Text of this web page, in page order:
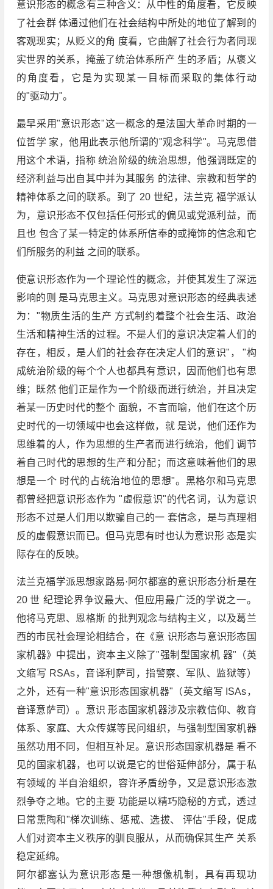
意识形态的概念有三种含义：从中性的角度看，它反映
了社会群 体通过他们在社会结构中所处的地位了解到的
客观现实；从贬义的角 度看，它曲解了社会行为者同现
实世界的关系，掩盖了统治体系所产 生的矛盾；从褒义
的角度看，它是为实现某一目标而采取的集体行动
的"驱动力"。
最早采用"意识形态"这一概念的是法国大革命时期的一
位哲学 家，他用此表示他所谓的"观念科学"。马克思借
用这个术语，指称 统治阶级的统治思想，他强调既定的
经济利益与出自其中并为其服务 的法律、宗教和哲学的
精神体系之间的联系。到了 20 世纪，法兰克 福学派认
为，意识形态不仅包括任何形式的偏见或党派利益，而
且也 包含了某一特定的体系所信奉的或掩饰的信念和它
们所服务的利益 之间的联系。
使意识形态作为一个理论性的概念，并使其发生了深远
影响的则 是马克思主义。马克思对意识形态的经典表述
为："物质生活的生产 方式制约着整个社会生活、政治
生活和精神生活的过程。不是人们的意识决定着人们的
存在，相反，是人们的社会存在决定人们的意识"， "构
成统治阶级的每个个人也都具有意识，因而他们也有思
维；既然 他们正是作为一个阶级而迸行统治，并且决定
着某一历史时代的整个 面貌，不言而喻，他们在这个历
史时代的一切领域中也会这样做，就 是说，他们还作为
思维着的人，作为思想的生产者而进行统治，他们 调节
着自己时代的思想的生产和分配；而这意味着他们的思
想是一个 时代的占统治地位的思想"。黑格尔和马克思
都曾经把意识形态作为 "虚假意识"的代名词，认为意识
形态不过是人们用以欺骗自己的一 套信念，是与真理相
反的虚假意识而已。但马克思有时也认为意识形 态是实
际存在的反映。
法兰克福学派思想家路易·阿尔都塞的意识形态分析是在
20 世 纪理论界争议最大、但应用最广泛的学说之一。
他将马克思、恩格斯 的批判观念与结构主义，以及葛兰
西的市民社会理论相结合，在《意 识形态与意识形态国
家机器》中提出，资本主义除了"强制型国家机 器"（英
文缩写 RSAs，音译利萨司，指警察、军队、监狱等）
之外，还有一种"意识形态国家机器"（英文缩写 ISAs，
音译意萨司）。意识 形态国家机器涉及宗教信仰、教育
体系、家庭、大众传媒等民问组织，与强制型国家机器
虽然功用不同，但相互补足。意识形态国家机器是 看不
见的国家机器，也可以说是它的世俗延伸部分，属于私
有领域的 半自治组织，容许矛盾纷争，又是意识形态激
烈争夺之地。它的主要 功能是以精巧隐秘的方式，透过
日常熏陶和"梯次训练、惩戒、选拔、 评估"手段，促成
人们对资本主义秩序的驯良服从，从而确保其生产 关系
稳定延绵。
阿尔都塞认为意识形态是一种想像机制，具有再现功